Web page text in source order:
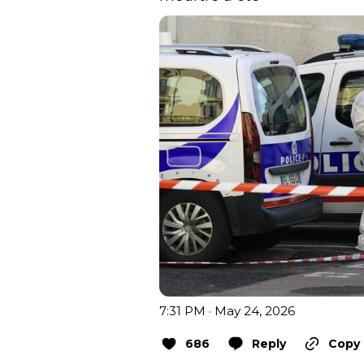
7:31 PM · May 24, 2026
686 Reply Copy